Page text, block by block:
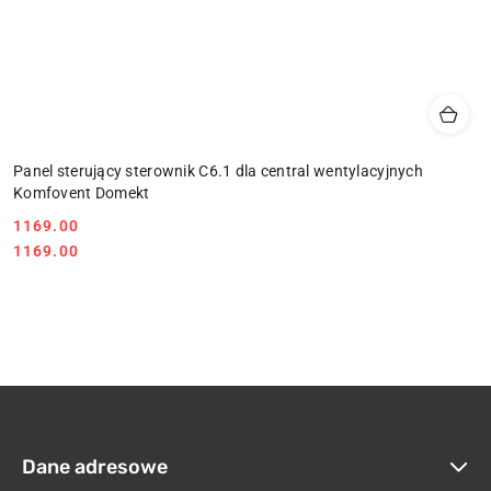
Panel sterujący sterownik C6.1 dla central wentylacyjnych
Komfovent Domekt
Cena:
1169.00
Cena:
1169.00
Dane adresowe